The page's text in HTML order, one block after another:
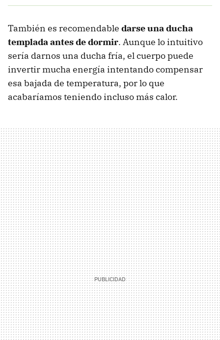
También es recomendable darse una ducha
templada antes de dormir. Aunque lo intuitivo
sería darnos una ducha fría, el cuerpo puede
invertir mucha energía intentando compensar
esa bajada de temperatura, por lo que
acabaríamos teniendo incluso más calor.